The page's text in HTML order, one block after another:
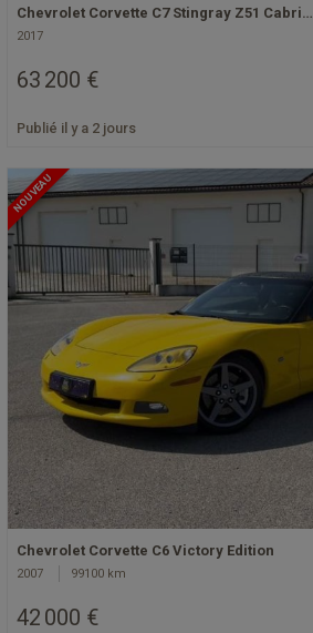
Chevrolet Corvette C7 Stingray Z51 Cabri…
2017
63 200 €
Publié il y a 2 jours
NOUVEAU
Chevrolet Corvette C6 Victory Edition
2007 99100 km
42 000 €